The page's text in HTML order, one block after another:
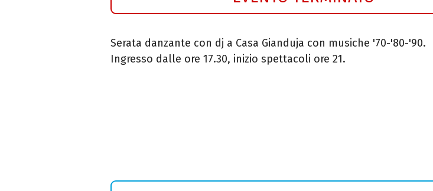
Serata danzante con dj a Casa Gianduja con musiche '70-'80-'90.
Ingresso dalle ore 17.30, inizio spettacoli ore 21.